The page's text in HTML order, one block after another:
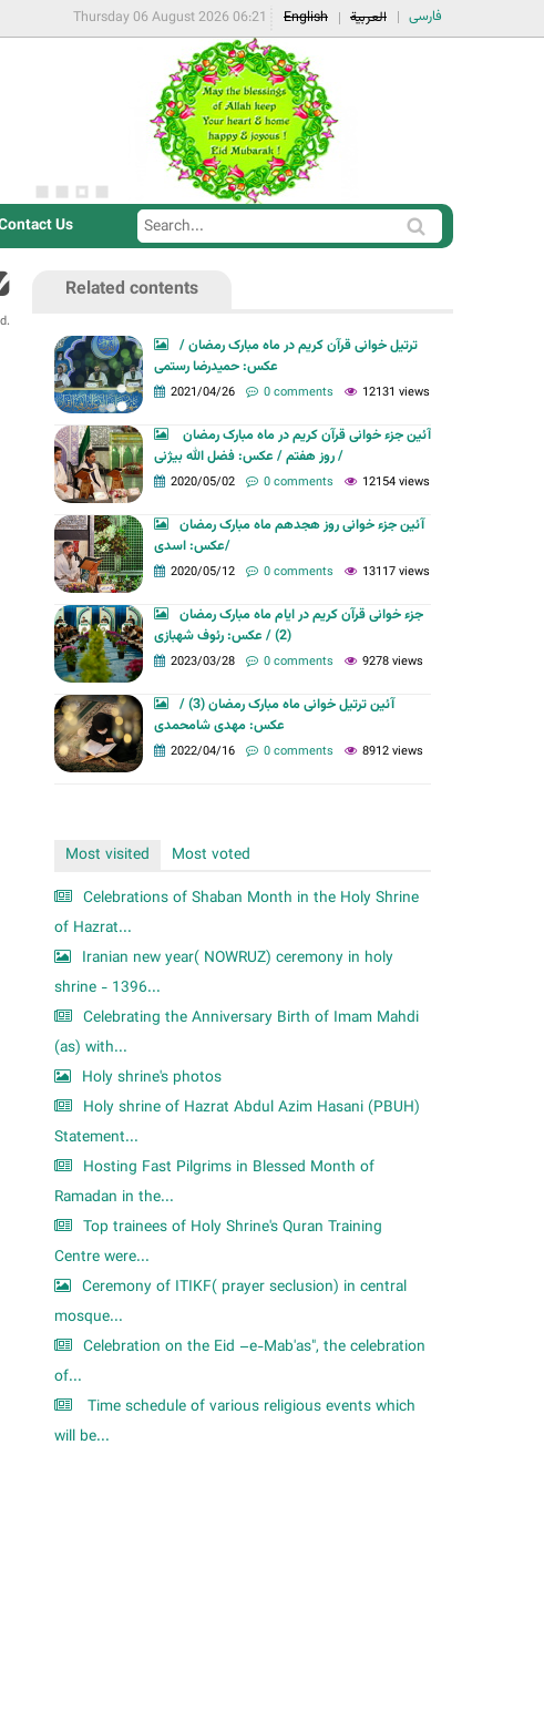
فارسی العربية English
Thursday 06 August 2026 06:21
Us
S
e
S
e
a
Related contents
ترتیل خوانی قرآن کریم در ماه مبارک رمضان /
عکس: حمیدرضا رستمی
2021/04/26 0 comments 12131 views
/ روز هفتم / عکس: فضل الله بیژنی
2020/05/02 0 comments 12154 views
آئین جزء خوانی روز هجدهم ماه مبارک رمضان
/عکس: اسدی
2020/05/12 0 comments 13117 views
جزء خوانی قرآن کریم در ایام ماه مبارک رمضان
(2) / عکس: رئوف شهبازی
2023/03/28 0 comments 9278 views
آئین ترتیل خوانی ماه مبارک رمضان (3) /
عکس: مهدی شامحمدی
2022/04/16 0 comments 8912 views
Most visited
Most voted
Celebrations of Shaban Month in the Holy Shrine
of Hazrat...
Iranian new year( NOWRUZ) ceremony in holy
shrine - 1396...
Celebrating the Anniversary Birth of Imam Mahdi
(as) with...
Holy shrine's photos
Holy shrine of Hazrat Abdul Azim Hasani (PBUH)
Statement...
Hosting Fast Pilgrims in Blessed Month of
Ramadan in the...
Top trainees of Holy Shrine's Quran Training
Centre were...
Ceremony of ITIKF( prayer seclusion) in central
mosque...
Celebration on the Eid –e-Mab'as", the celebration
of...
Time schedule of various religious events which
will be...